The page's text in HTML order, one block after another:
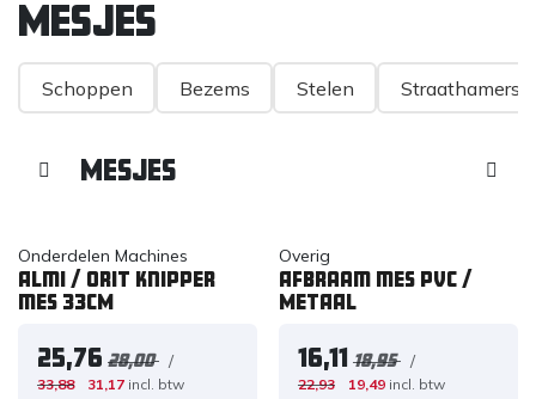
Mesjes
Schoppen Bezems Stelen Straathamers
Mesjes
Onderdelen Machines
Almi / Orit knipper
mes 33CM
25,76 28,00 /
33,88 31,17 incl. btw
Overig
Afbraam mes PVC /
METAAL
16,11 18,95 /
22,93 19,49 incl. btw